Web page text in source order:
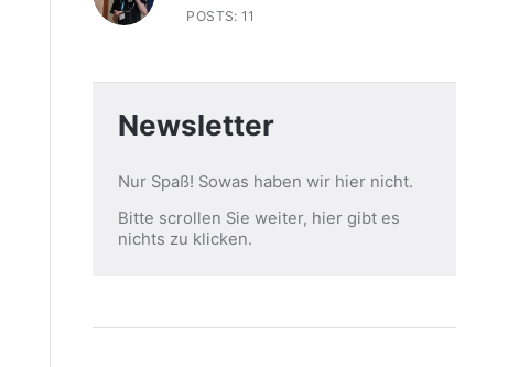
POSTS: 11
Newsletter
Nur Spaß! Sowas haben wir hier nicht.
Bitte scrollen Sie weiter, hier gibt es
nichts zu klicken.